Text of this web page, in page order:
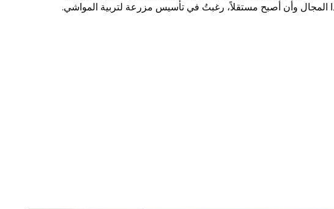
المجال وأن أصبح مستقلاً، رغبتُ في تأسيس مزرعة لتربية المواشي.